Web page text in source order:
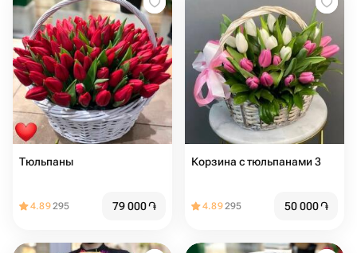
Тюльпаны
4.89295 79 000֏
Корзина с тюльпанами 3
4.89295 50 000֏